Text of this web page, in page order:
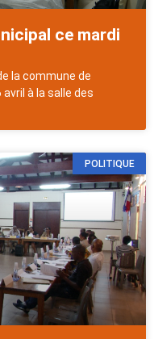
ce mardi
la commune de
à la salle des
POLITIQUE